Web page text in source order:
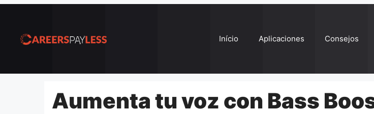
conteúdo
Início Aplicaciones Consejos
Aumenta tu voz con Bass